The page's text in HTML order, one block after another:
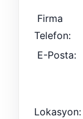
Firma
Telefon:
E-Posta:
Lokasyon: